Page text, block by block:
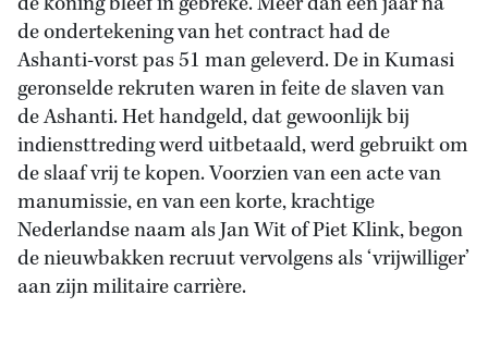
de ondertekening van het contract had de
Ashanti-vorst pas 51 man geleverd. De in Kumasi
geronselde rekruten waren in feite de slaven van
de Ashanti. Het handgeld, dat gewoonlijk bij
indiensttreding werd uitbetaald, werd gebruikt om
de slaaf vrij te kopen. Voorzien van een acte van
manumissie, en van een korte, krachtige
Nederlandse naam als Jan Wit of Piet Klink, begon
de nieuwbakken recruut vervolgens als ‘vrijwilliger’
aan zijn militaire carrière.